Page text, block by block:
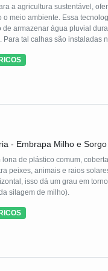
a agricultura sustentável,
meio ambiente. Essa
armazenar água pluvial
tal calhas são instaladas
instalada na tampa do
aplicação em quintais
- Embrapa Milho e Sorgo
de plástico comum,
peixes, animais e raios
isso dá um grau em
silagem de milho).